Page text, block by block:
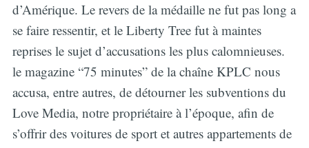
d’Amérique. Le revers de la médaille ne fut pas long a
se faire ressentir, et le Liberty Tree fut à maintes
reprises le sujet d’accusations les plus calomnieuses.
le magazine “75 minutes” de la chaîne KPLC nous
accusa, entre autres, de détourner les subventions du
Love Media, notre propriétaire à l’époque, afin de
s’offrir des voitures de sport et autres appartements de